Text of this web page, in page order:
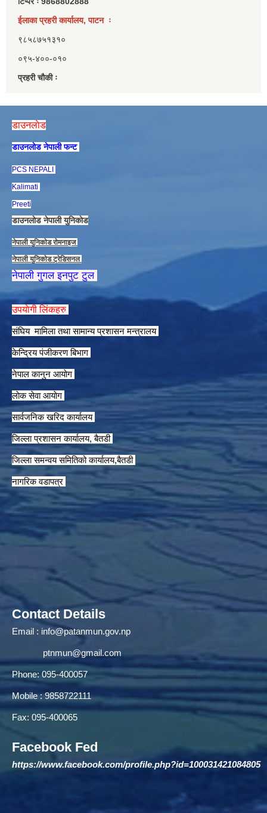
ईलाका प्रहरी कार्यालय, पाटन ः
९८५८७५१३१०
०९५-४००-०१०
प्रहरी चौकी ः
डाउनलाेड
डाउनलाेड नेपाली फन्ट
PCS NEPALI
Kalimati
Preeti
डाउनलाेड नेपाली युनिकाेड
नेपाली युनिकाेड राेमनाइज
नेपाली युनिकाेड ट्रेडिसनल
नेपाली गुगल इनपुट टुल
उपयाेगी लिंकहरु
संघिय मामिला तथा सामान्य प्रशासन मन्त्रालय
केन्द्रिय पंजीकरण बिभाग
नेपाल कानुन आयाेग
लाेक सेवा आयाेग
सार्वजनिक खरिद कार्यालय
जिल्ला प्रशासन कार्यालय, बैतडी
जिल्ला समन्वय समितिको कार्यालय,बैतडी
नागरिक वडापत्र
Contact Details
Email : info@patanmun.gov.np
ptnmun@gmail.com
Phone: 095-400057
Mobile : 9858722111
Fax: 095-400065
Facebook Fed
https://www.facebook.com/profile.php?id=100031421084805